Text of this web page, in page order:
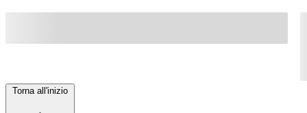
Torna all'inizio